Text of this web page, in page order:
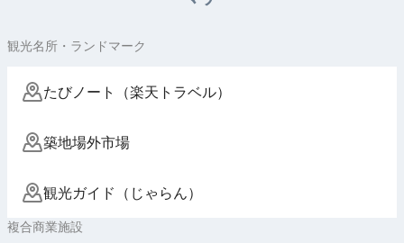
観光名所・ランドマーク
たびノート（楽天トラベル）
築地場外市場
観光ガイド（じゃらん）
複合商業施設